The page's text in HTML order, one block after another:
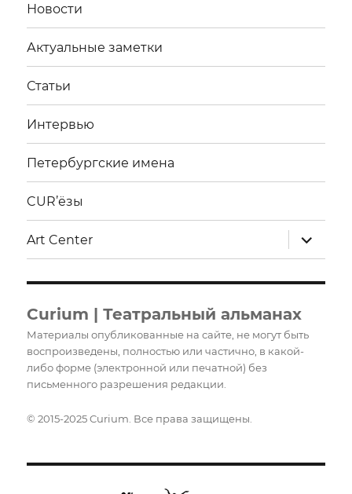
Новости
Актуальные заметки
Статьи
Интервью
Петербургские имена
CUR’ёзы
Art Center
меню
Curium | Театральный альманах
Материалы опубликованные на сайте, не могут быть
воспроизведены, полностью или частично, в какой-
либо форме (электронной или печатной) без
письменного разрешения редакции.
© 2015-2025 Curium. Все права защищены.